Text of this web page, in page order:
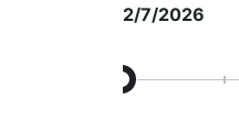
2/7/2026